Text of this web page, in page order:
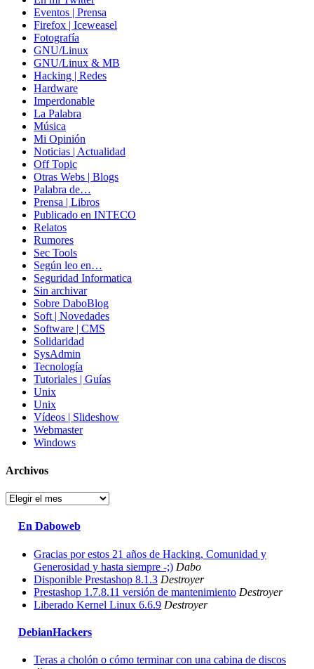
Eventos | Prensa
Firefox | Iceweasel
Fotografía
GNU/Linux
GNU/Linux & MB
Hacking | Redes
Hardware
Imperdonable
La Palabra
Música
Mi Opinión
Noticias | Actualidad
Off Topic
Otras Webs | Blogs
Palabra de…
Prensa | Libros
Publicado en INTECO
Relatos
Rumores
Sec Tools
Según leo en…
Seguridad Informatica
Sin archivar
Sobre DaboBlog
Soft | Novedades
Software | CMS
Solidaridad
SysAdmin
Tecnología
Tutoriales | Guías
Unix
Unix
Vídeos | Slideshow
Webmaster
Windows
Archivos
Archivos
En Daboweb
Gracias por estos 21 años de Hacking, Comunidad y
Generosidad y hasta siempre -;) Dabo
Disponible Prestashop 8.1.3 Destroyer
Prestashop 1.7.8.11 versión de mantenimiento Destroyer
Liberado Kernel Linux 6.6.9 Destroyer
DebianHackers
Teras a cholón o cómo terminar con una cabina de discos